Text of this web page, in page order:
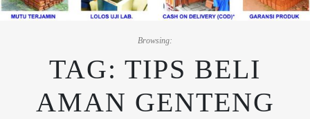
Browsing:
TAG: TIPS BELI
AMAN GENTENG